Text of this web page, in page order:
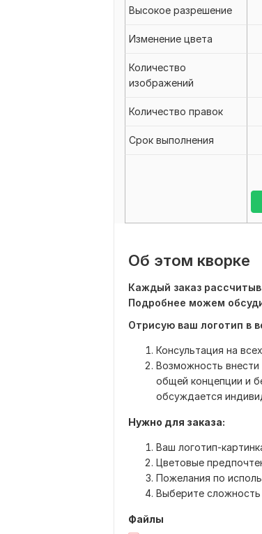
Высокое разрешение
Изменение цвета
Количество
изображений
Количество правок
Срок выполнения
Об этом кворке
Каждый заказ
Подробнее можем
Отрисую ваш логотип в
Консультация на
Возможность внести
общей концепции и
обсуждается
Нужно для заказа:
Ваш логотип-
Цветовые
Пожелания по
Выберите
Файлы